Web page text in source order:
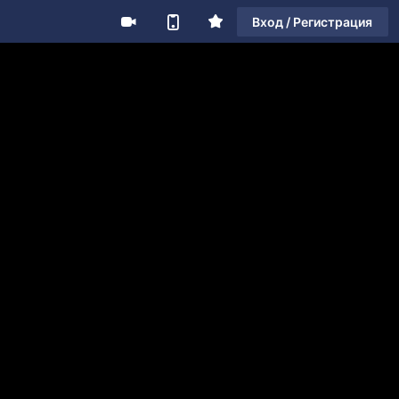
Вход / Регистрация